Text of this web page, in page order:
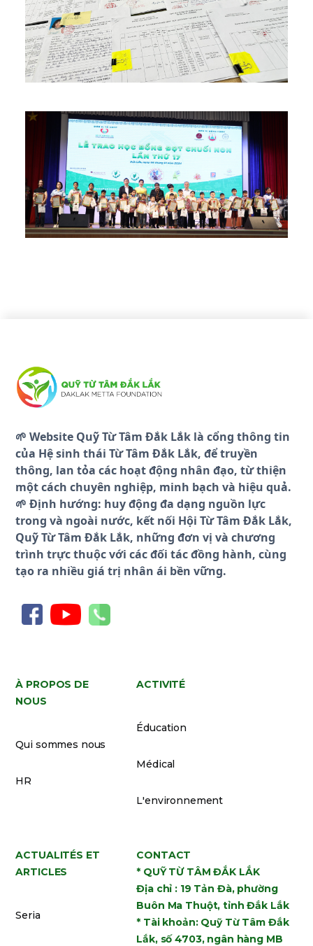
🌱 Website Quỹ Từ Tâm Đắk Lắk là cổng thông tin
của Hệ sinh thái Từ Tâm Đắk Lắk, để truyền
thông, lan tỏa các hoạt động nhân đạo, từ thiện
một cách chuyên nghiệp, minh bạch và hiệu quả.
🌱 Định hướng: huy động đa dạng nguồn lực
trong và ngoài nước, kết nối Hội Từ Tâm Đắk Lắk,
Quỹ Từ Tâm Đắk Lắk, những đơn vị và chương
trình trực thuộc với các đối tác đồng hành, cùng
tạo ra nhiều giá trị nhân ái bền vững.
À PROPOS DE
NOUS
Qui sommes nous
HR
ACTIVITÉ
Éducation
Médical
L'environnement
ACTUALITÉS ET
ARTICLES
Seria
CONTACT
* QUỸ TỪ TÂM ĐẮK LẮK
Địa chỉ : 19 Tản Đà, phường
Buôn Ma Thuột, tỉnh Đắk Lắk
* Tài khoản: Quỹ Từ Tâm Đắk
Lắk, số 4703, ngân hàng MB